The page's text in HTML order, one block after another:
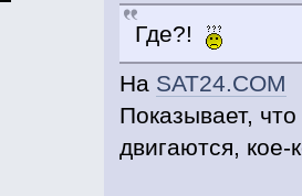
Где?!
На SAT24.COM
Показывает,
двигаются,